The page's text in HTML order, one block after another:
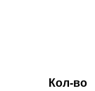
Кол-во